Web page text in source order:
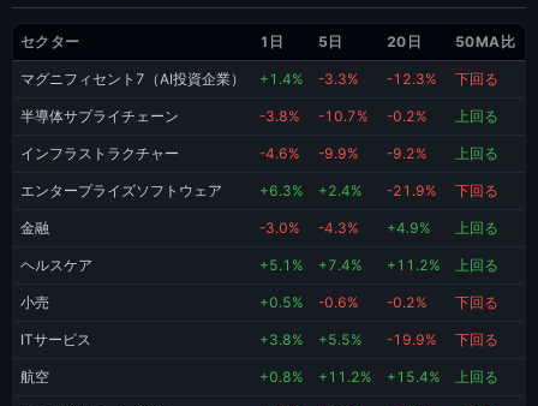
セクター 1日 5日 20日 50MA比
マグニフィセント7（AI投資企業） +1.4% -3.3% -12.3% 下回る
半導体サプライチェーン -3.8% -10.7% -0.2% 上回る
インフラストラクチャー -4.6% -9.9% -9.2% 上回る
エンタープライズソフトウェア +6.3% +2.4% -21.9% 下回る
金融 -3.0% -4.3% +4.9% 上回る
ヘルスケア +5.1% +7.4% +11.2% 上回る
小売 +0.5% -0.6% -0.2% 下回る
ITサービス +3.8% +5.5% -19.9% 下回る
航空 +0.8% +11.2% +15.4% 上回る